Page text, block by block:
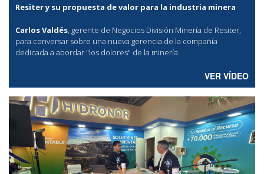
Resiter y su propuesta de valor para la industria minera
Carlos Valdés, gerente de Negocios División Minería de Resiter,
para conversar sobre una nueva gerencia de la compañía
dedicada a abordar "los dolores" de la minería.
VER VÍDEO